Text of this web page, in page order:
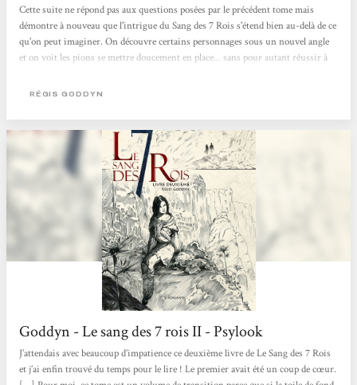
Cette suite ne répond pas aux questions posées par le précédent tome mais
démontre à nouveau que l'intrigue du Sang des 7 Rois s'étend bien au-delà de ce
qu'on peut imaginer. On découvre certains personnages sous un nouvel angle
et on voit les pions se mettre doucement en place... sans pour autant réussir à
été un peu frustrée par ce manque de réponses et par le rythme plus lent du
hâte...
RÉGIS GODDYN
Goddyn - Le sang des 7 rois II - Psylook
J’attendais avec beaucoup d’impatience ce deuxième livre de Le Sang des 7 Rois
et j’ai enfin trouvé du temps pour le lire ! Le premier avait été un coup de cœur.